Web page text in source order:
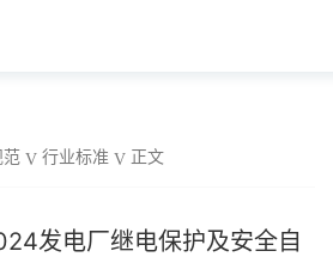
范 行业标准 正文
发电厂继电保护及安全自